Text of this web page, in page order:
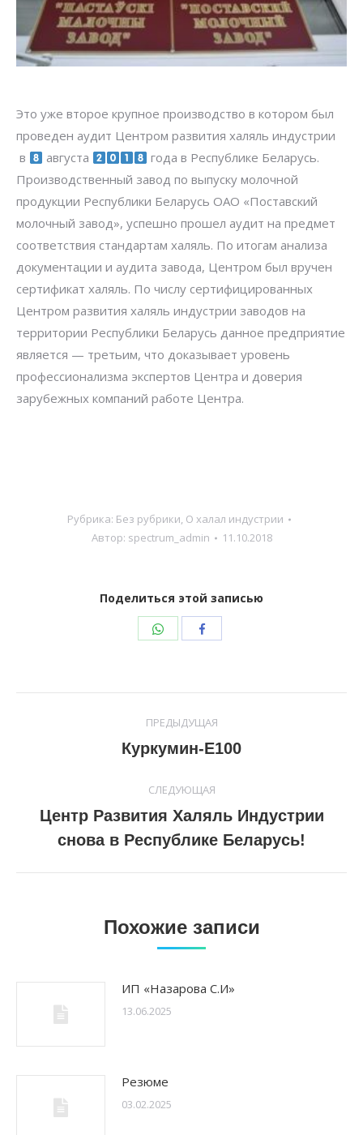
Это уже второе крупное производство в котором был
проведен аудит Центром развития халяль индустрии
в
августа
года в Республике Беларусь.
Производственный завод по выпуску молочной
продукции Республики Беларусь ОАО «Поставский
молочный завод», успешно прошел аудит на предмет
соответствия стандартам халяль. По итогам анализа
документации и аудита завода, Центром был вручен
сертификат халяль. По числу сертифицированных
Центром развития халяль индустрии заводов на
территории Республики Беларусь данное предприятие
является — третьим, что доказывает уровень
профессионализма экспертов Центра и доверия
зарубежных компаний работе Центра.
Рубрика: Без рубрики, О халал индустрии
Автор: spectrum_admin 11.10.2018
Поделиться этой записью
ПоделитьсяПоделиться
ПРЕДЫДУЩАЯ
Предыдущая
Куркумин-Е100
СЛЕДУЮЩАЯ
Следующая
запись:
Центр Развития Халяль Индустрии
снова в Республике Беларусь!
Похожие записи
ИП «Назарова С.И»
13.06.2025
Резюме
03.02.2025